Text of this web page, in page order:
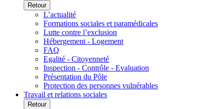
Retour
L’actualité
Formations sociales et paramédicales
Lutte contre l’exclusion
Hébergement - Logement
FAQ
Egalité - Citoyenneté
Inspection - Contrôle - Evaluation
Présentation du Pôle
Protection des personnes vulnérables
Travail et relations sociales
Retour